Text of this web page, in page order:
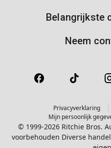
Belangrijkste
Neem
Privacyverklaring
Mijn persoonlijk
© 1999-2026 Ritchie Bros.
voorbehouden Diverse